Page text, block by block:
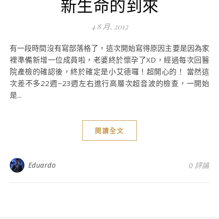
新生命的到來
4 8 月, 2012
有一段時間沒有寫部落格了，這次開始寫得原因主要是因為家
裡準備新增一位成員啦，老婆終於懷孕了XD，經過每次回醫
院產檢的確認後，終於確定是小艾德囉！超開心的！ 當然這
次差不多22週~23週左右進行高層次超音波的檢查，一開始
是...
閱讀全文
Eduardo 0 評論